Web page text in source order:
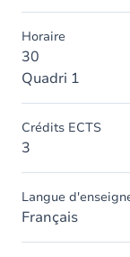
Horaire
30
Quadri 1
Crédits ECTS
3
Langue
Français